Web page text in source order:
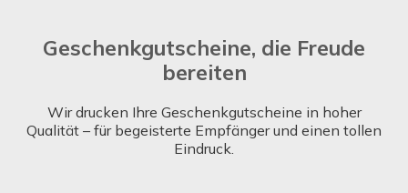
Geschenkgutscheine, die Freude
bereiten
Wir drucken Ihre Geschenkgutscheine in hoher
Qualität – für begeisterte Empfänger und einen tollen
Eindruck.